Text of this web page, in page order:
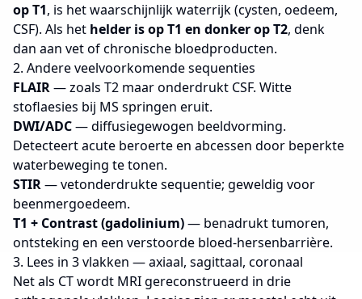
op T1, is het waarschijnlijk waterrijk (cysten, oedeem,
CSF). Als het helder is op T1 en donker op T2, denk
dan aan vet of chronische bloedproducten.
2. Andere veelvoorkomende sequenties
FLAIR— zoals T2 maar onderdrukt CSF. Witte
stoflaesies bij MS springen eruit.
DWI/ADC— diffusiegewogen beeldvorming.
Detecteert acute beroerte en abcessen door beperkte
waterbeweging te tonen.
STIR— vetonderdrukte sequentie; geweldig voor
beenmergoedeem.
T1 + Contrast (gadolinium)— benadrukt tumoren,
ontsteking en een verstoorde bloed-hersenbarrière.
3. Lees in 3 vlakken — axiaal, sagittaal, coronaal
Net als CT wordt MRI gereconstrueerd in drie